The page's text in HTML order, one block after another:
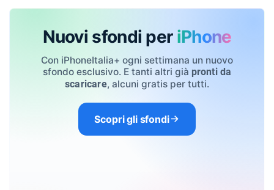
Nuovi sfondi per iPhone
Con iPhoneItalia+ ogni settimana un nuovo
sfondo esclusivo. E tanti altri già pronti da
scaricare, alcuni gratis per tutti.
Scopri gli sfondi